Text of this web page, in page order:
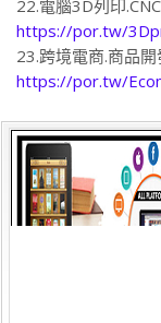
https://por.tw/
23.跨境電商.商品開
https://por.tw/